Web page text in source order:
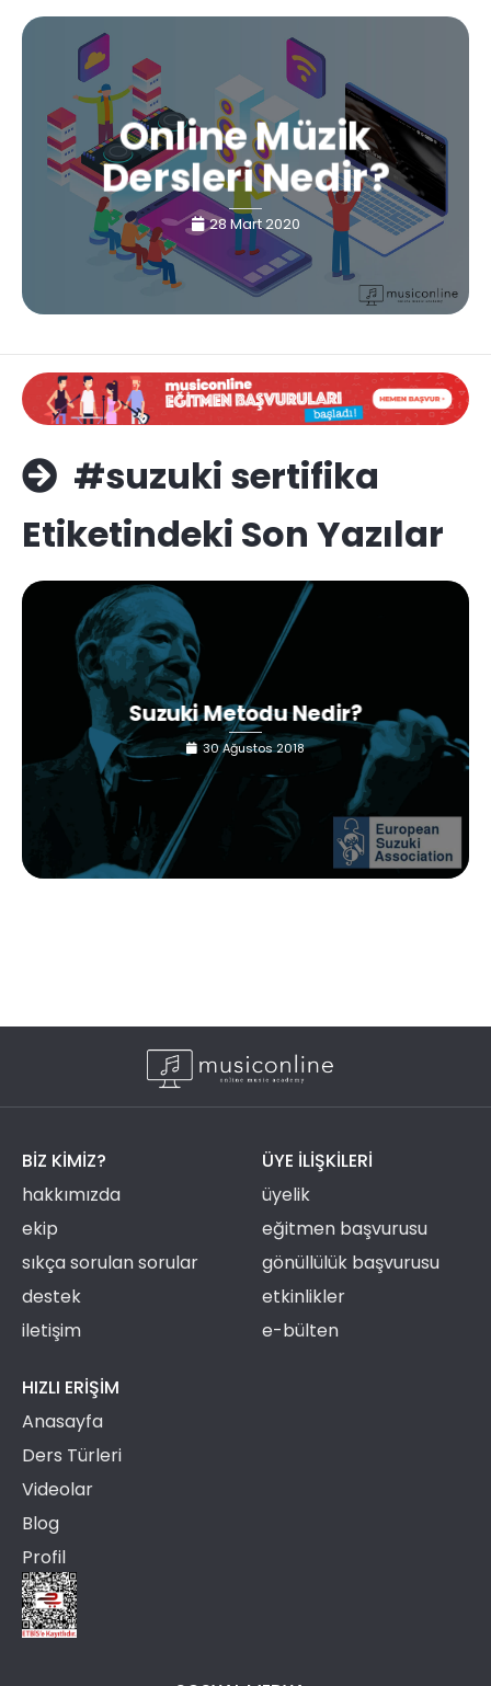
Online Müzik
Dersleri Nedir?
28 Mart 2020
#suzuki sertifika
Etiketindeki Son Yazılar
Suzuki Metodu Nedir?
30 Ağustos 2018
BIZ KIMIZ?
hakkımızda
ekip
sıkça sorulan sorular
destek
iletişim
ÜYE ILIŞKILERI
üyelik
eğitmen başvurusu
gönüllülük başvurusu
etkinlikler
e-bülten
HIZLI ERIŞIM
Anasayfa
Ders Türleri
Videolar
Blog
Profil